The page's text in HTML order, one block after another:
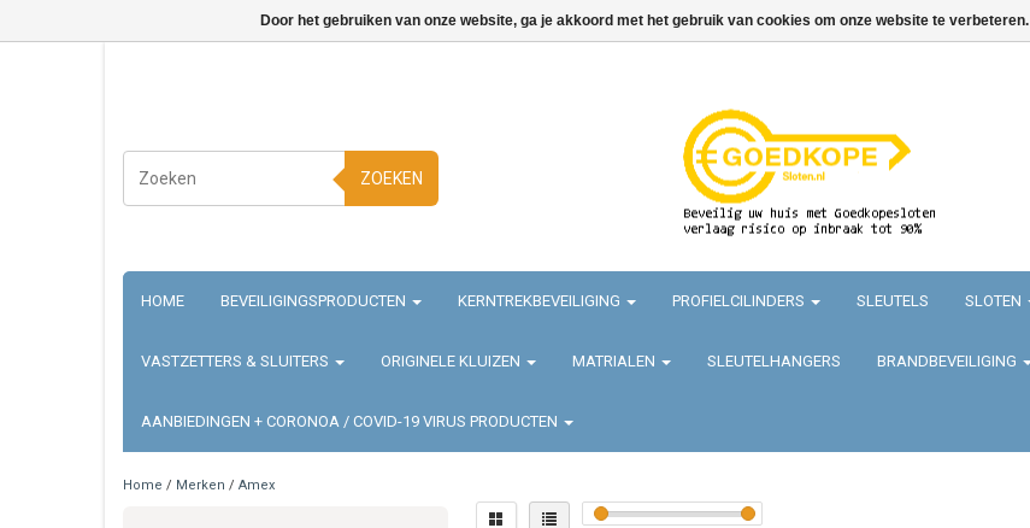
ZOEKEN
HOME BEVEILIGINGSPRODUCTEN KERNTREKBEVEILIGING PROFIELCILINDERS SLEUTELS SLOTEN
VASTZETTERS & SLUITERS ORIGINELE KLUIZEN MATRIALEN SLEUTELHANGERS BRANDBEVEILIGING
AANBIEDINGEN + CORONOA / COVID-19 VIRUS PRODUCTEN
Home / Merken / Amex
Door het gebruiken van onze website, ga je akkoord met het gebruik van cookies om onze website te verbeteren.